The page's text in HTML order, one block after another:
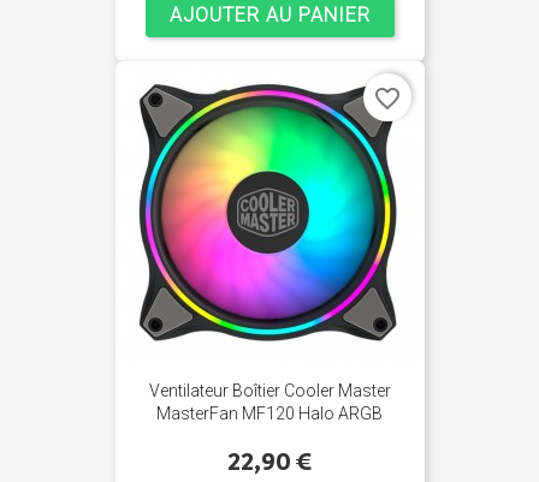
AJOUTER AU PANIER
Ventilateur Boîtier Cooler Master
MasterFan MF120 Halo ARGB
22,90 €
favorite_border